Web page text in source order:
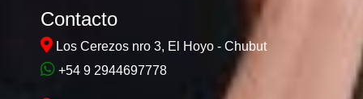
Contacto
Los Cerezos nro 3, El Hoyo - Chubut
+54 9 2944697778